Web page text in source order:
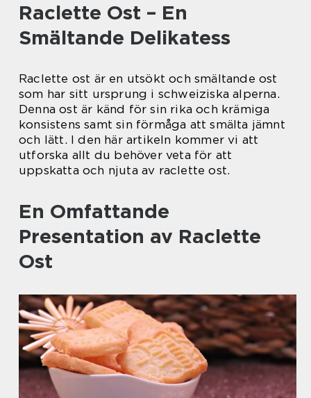
Raclette Ost – En
Smältande Delikatess
Raclette ost är en utsökt och smältande ost
som har sitt ursprung i schweiziska alperna.
Denna ost är känd för sin rika och krämiga
konsistens samt sin förmåga att smälta jämnt
och lätt. I den här artikeln kommer vi att
utforska allt du behöver veta för att
uppskatta och njuta av raclette ost.
En Omfattande
Presentation av Raclette
Ost